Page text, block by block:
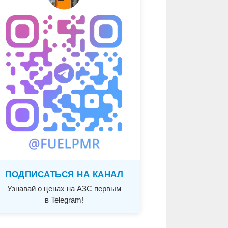
ПОДПИСАТЬСЯ НА КАНАЛ
Узнавай о ценах на АЗС первым
в Telegram!